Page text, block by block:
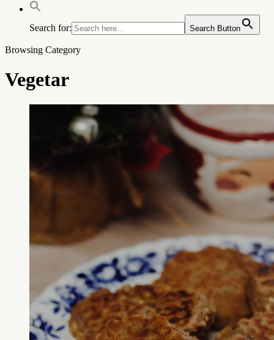
Search for: Search Button
Browsing Category
Vegetar